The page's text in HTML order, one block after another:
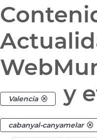
Valencia y
cabanyal-canyamelar